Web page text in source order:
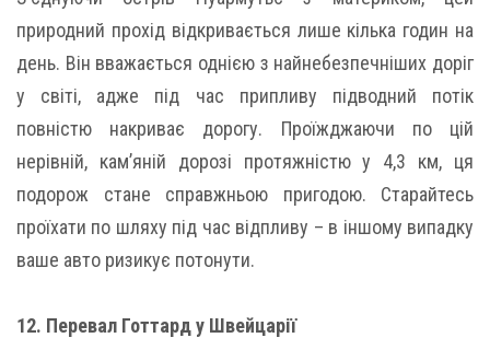
природний прохід відкривається лише кілька годин на
день. Він вважається однією з найнебезпечніших доріг
у світі, адже під час припливу підводний потік
повністю накриває дорогу. Проїжджаючи по цій
нерівній, кам’яній дорозі протяжністю у 4,3 км, ця
подорож стане справжньою пригодою. Старайтесь
проїхати по шляху під час відпливу – в іншому випадку
ваше авто ризикує потонути.
12. Перевал Готтард у Швейцарії